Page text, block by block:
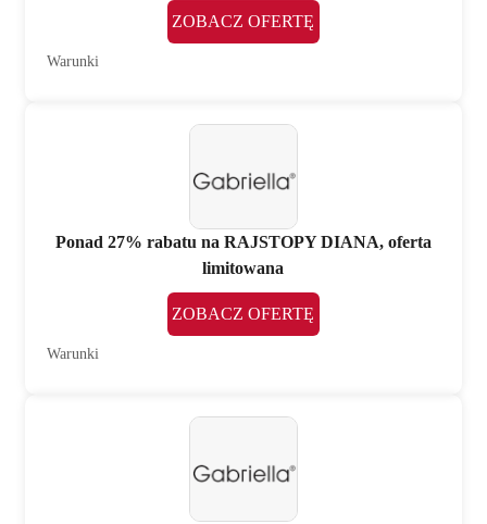
ZOBACZ OFERTĘ
Warunki
Ponad 27% rabatu na RAJSTOPY DIANA, oferta
limitowana
ZOBACZ OFERTĘ
Warunki